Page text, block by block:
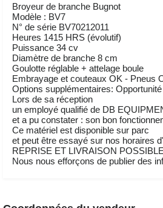
Broyeur de branche Bugnot
Modèle : BV7
N° de série BV70212011
Heures 1415 HRS (évolutif)
Puissance 34 cv
Diamètre de branche 8 cm
Goulotte réglable + attelage boule
Embrayage et couteaux OK - Pneus
Options supplémentaires:
Lors de sa réception
un employé qualifié de DB
et a pu constater : son bon
Ce matériel est disponible sur parc
et peut être essayé sur nos horaires
REPRISE ET LIVRAISON POSSIBLE
Nous nous efforçons de publier des